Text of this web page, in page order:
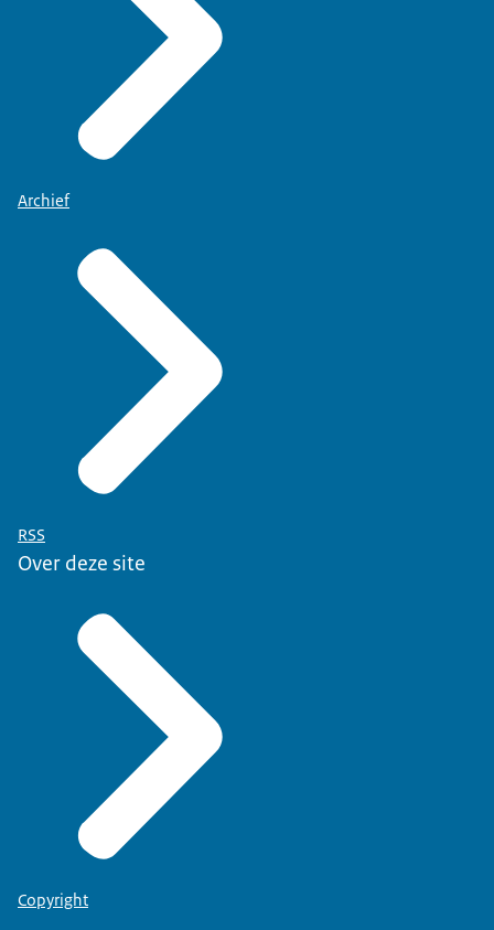
Archief
RSS
Over deze site
Copyright